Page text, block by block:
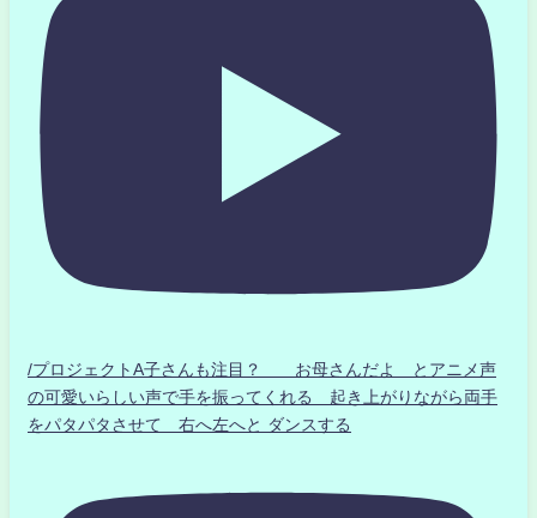
/プロジェクトA子さんも注目？ お母さんだよ とアニメ声
の可愛いらしい声で手を振ってくれる 起き上がりながら両手
をパタパタさせて 右へ左へと ダンスする